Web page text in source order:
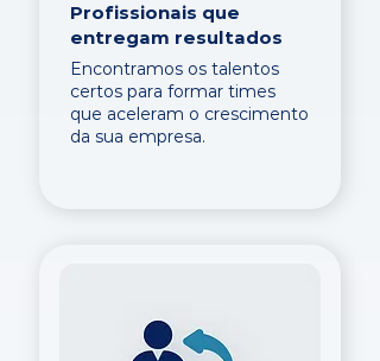
Profissionais que
entregam resultados
Encontramos os talentos
certos para formar times
que aceleram o crescimento
da sua empresa.